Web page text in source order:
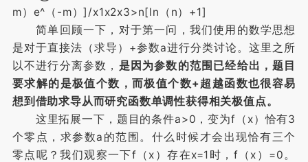
m）e^（-m）]/x1x2x3>n[ln（n）+1]
简单回顾一下，对于第一问，我们使用的数学思想
是对于直接法（求导）+参数a进行分类讨论。这里之所
以不进行分离参数， 是因为参数的范围已经给出，题目
要求解的是极值个数，而极值个数+超越函数也很容易
想到借助求导从而研究函数单调性获得相关极值点。
这里拓展一下，题目的条件a>0，变为f（x）恰有3
个零点，求参数a的范围。什么时候才会出现恰有三个
零点呢？我们观察一下f（x）存在x=1时，f（x）=0。